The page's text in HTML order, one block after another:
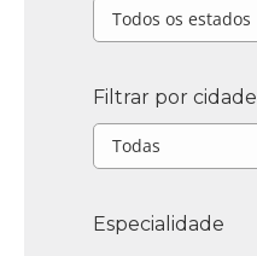
Filtrar por cidade
Especialidade